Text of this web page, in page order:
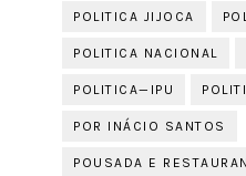
POLITICA JIJOCA
POLITICA NACIONAL
POLITICA—IPU
POR INÁCIO SANTOS
POUSADA E